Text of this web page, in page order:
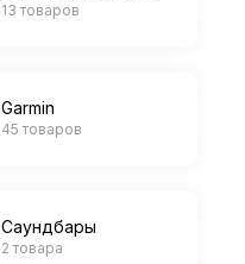
13 товаров
Garmin
45 товаров
Саундбары
2 товара